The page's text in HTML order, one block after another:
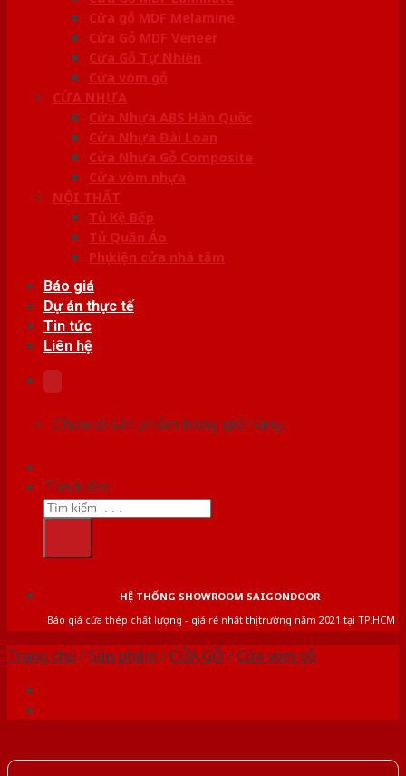
Cửa gỗ MDF Melamine
Cửa Gỗ MDF Veneer
Cửa Gỗ Tự Nhiên
Cửa vòm gỗ
CỬA NHỰA
Cửa Nhựa ABS Hàn Quốc
Cửa Nhựa Đài Loan
Cửa Nhựa Gỗ Composite
Cửa vòm nhựa
NỘI THẤT
Tủ Kệ Bếp
Tủ Quần Áo
Phụ kiện cửa nhà tắm
Báo giá
Dự án thực tế
Tin tức
Liên hệ
Chưa có sản phẩm trong giỏ hàng.
Tìm kiếm:
HỆ THỐNG SHOWROOM SAIGONDOOR
Báo giá cửa thép chất lượng - giá rẻ nhất thị trường năm 2021 tại TP.HCM
Trang chủ /Sản phẩm /CỬA GỖ /Cửa vòm gỗ